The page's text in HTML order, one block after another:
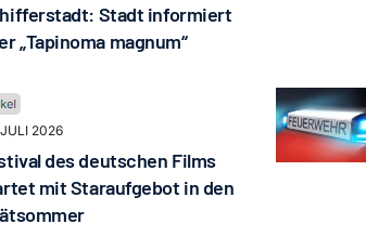
Stadt informiert
„Tapinoma magnum“
2026
des deutschen Films
mit Staraufgebot in den